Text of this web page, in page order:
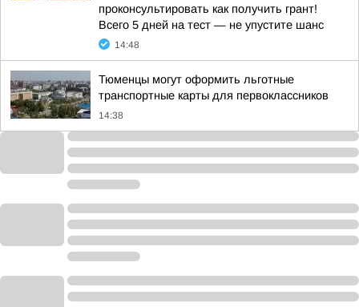
проконсультировать как получить грант!
Всего 5 дней на тест — не упустите шанс
14:48
Тюменцы могут оформить льготные
транспортные карты для первоклассников
14:38